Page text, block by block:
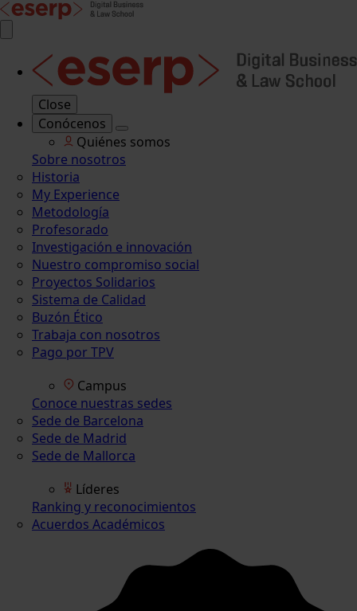
Close
Conócenos
Quiénes somos
Sobre nosotros
Historia
My Experience
Metodología
Profesorado
Investigación e innovación
Nuestro compromiso social
Proyectos Solidarios
Sistema de Calidad
Buzón Ético
Trabaja con nosotros
Pago por TPV
Campus
Conoce nuestras sedes
Sede de Barcelona
Sede de Madrid
Sede de Mallorca
Líderes
Ranking y reconocimientos
Acuerdos Académicos